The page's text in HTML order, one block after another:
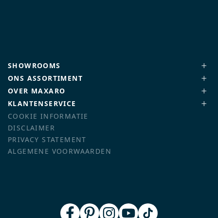
SHOWROOMS
ONS ASSORTIMENT
OVER MAXARO
KLANTENSERVICE
COOKIE INFORMATIE
DISCLAIMER
PRIVACY STATEMENT
ALGEMENE VOORWAARDEN